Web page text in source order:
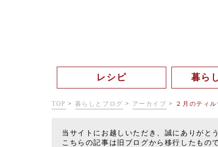
レシピ 暮ら
TOP > 暮らしとブログ > アーカイブ > ２月のティ
当サイトにお越しいただき、誠にありがと
こちらの記事は旧ブログから移行したもの